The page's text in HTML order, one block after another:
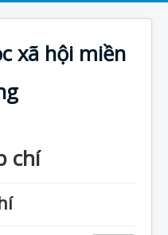
xã hội miền
chí